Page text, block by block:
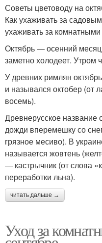
Советы цветоводу на
Как ухаживать за
ухаживать за
Октябрь — осенний
заметно холодеет. Утром
У древних римлян
и назывался октобер (от
восемь).
Древнерусское название
дожди вперемешку со
грязное месиво). В
называется жовтень
— кастрычник (от слова
переработки льна).
читать дальше →
Уход за